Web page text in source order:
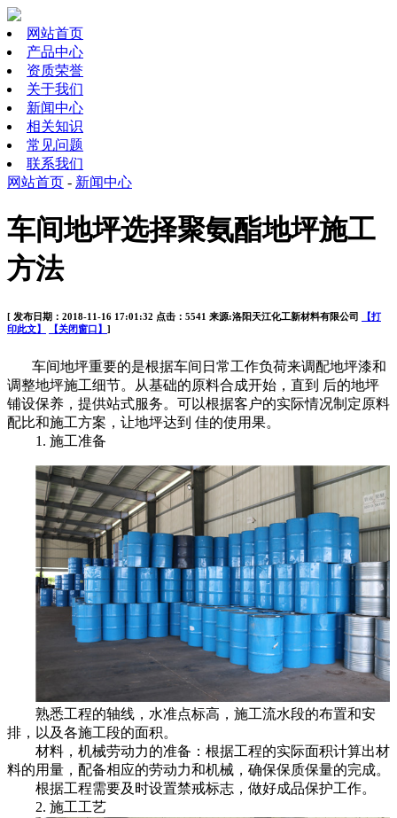
网站首页
产品中心
资质荣誉
关于我们
新闻中心
相关知识
常见问题
联系我们
网站首页 - 新闻中心
车间地坪选择聚氨酯地坪施工
方法
[ 发布日期：2018-11-16 17:01:32 点击：5541 来源:洛阳天江化工新材料有限公司
【打
印此文】
【关闭窗口】 ]
车间地坪重要的是根据车间日常工作负荷来调配地坪漆和
调整地坪施工细节。从基础的原料合成开始，直到 后的地坪
铺设保养，提供站式服务。可以根据客户的实际情况制定原料
配比和施工方案，让地坪达到 佳的使用果。
1. 施工准备
熟悉工程的轴线，水准点标高，施工流水段的布置和安
排，以及各施工段的面积。
材料，机械劳动力的准备：根据工程的实际面积计算出材
料的用量，配备相应的劳动力和机械，确保保质保量的完成。
根据工程需要及时设置禁戒标志，做好成品保护工作。
2. 施工工艺